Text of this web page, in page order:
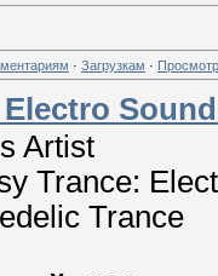
· Загрузкам ·
Sound
Artist
Trance:
Trance